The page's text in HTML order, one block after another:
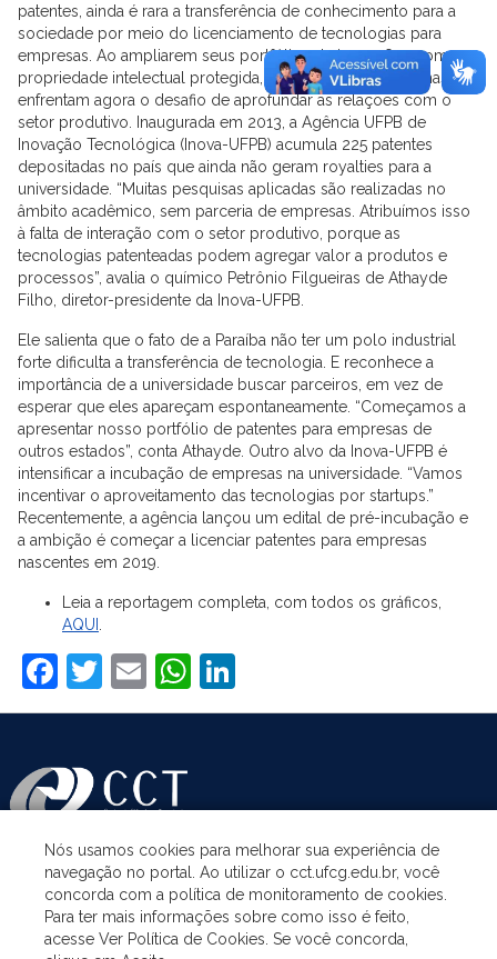
patentes, ainda é rara a transferência de conhecimento para a
sociedade por meio do licenciamento de tecnologias para
empresas. Ao ampliarem seus portfólios de inovações com
propriedade intelectual protegida, as instituições paraibanas
enfrentam agora o desafio de aprofundar as relações com o
setor produtivo. Inaugurada em 2013, a Agência UFPB de
Inovação Tecnológica (Inova-UFPB) acumula 225 patentes
depositadas no país que ainda não geram royalties para a
universidade. “Muitas pesquisas aplicadas são realizadas no
âmbito acadêmico, sem parceria de empresas. Atribuímos isso
à falta de interação com o setor produtivo, porque as
tecnologias patenteadas podem agregar valor a produtos e
processos”, avalia o químico Petrônio Filgueiras de Athayde
Filho, diretor-presidente da Inova-UFPB.
Ele salienta que o fato de a Paraíba não ter um polo industrial
forte dificulta a transferência de tecnologia. E reconhece a
importância de a universidade buscar parceiros, em vez de
esperar que eles apareçam espontaneamente. “Começamos a
apresentar nosso portfólio de patentes para empresas de
outros estados”, conta Athayde. Outro alvo da Inova-UFPB é
intensificar a incubação de empresas na universidade. “Vamos
incentivar o aproveitamento das tecnologias por startups.”
Recentemente, a agência lançou um edital de pré-incubação e
a ambição é começar a licenciar patentes para empresas
nascentes em 2019.
Leia a reportagem completa, com todos os gráficos,
AQUI
Facebook
Twitter
EmailWhatsApp
ASSUNTOS
ACESSO À INFORMAÇÃO
Nós usamos cookies para melhorar sua experiência de
navegação no portal. Ao utilizar o cct.ufcg.edu.br, você
concorda com a política de monitoramento de cookies.
Para ter mais informações sobre como isso é feito,
acesse Ver Política de Cookies. Se você concorda,